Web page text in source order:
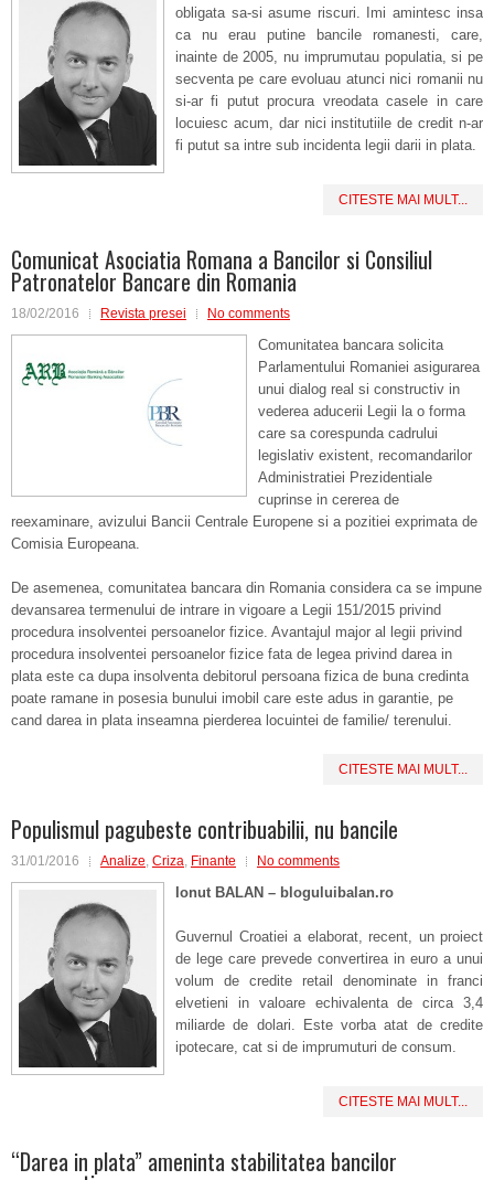
obligata sa-si asume riscuri. Imi amintesc insa
ca nu erau putine bancile romanesti, care,
inainte de 2005, nu imprumutau populatia, si pe
secventa pe care evoluau atunci nici romanii nu
si-ar fi putut procura vreodata casele in care
locuiesc acum, dar nici institutiile de credit n-ar
fi putut sa intre sub incidenta legii darii in plata.
CITESTE MAI MULT...
Comunicat Asociatia Romana a Bancilor si Consiliul
Patronatelor Bancare din Romania
18/02/2016 Revista presei No comments
Comunitatea bancara solicita
Parlamentului Romaniei asigurarea
unui dialog real si constructiv in
vederea aducerii Legii la o forma
care sa corespunda cadrului
legislativ existent, recomandarilor
Administratiei Prezidentiale
cuprinse in cererea de
reexaminare, avizului Bancii Centrale Europene si a pozitiei exprimata de
Comisia Europeana.
De asemenea, comunitatea bancara din Romania considera ca se impune
devansarea termenului de intrare in vigoare a Legii 151/2015 privind
procedura insolventei persoanelor fizice. Avantajul major al legii privind
procedura insolventei persoanelor fizice fata de legea privind darea in
plata este ca dupa insolventa debitorul persoana fizica de buna credinta
poate ramane in posesia bunului imobil care este adus in garantie, pe
cand darea in plata inseamna pierderea locuintei de familie/ terenului.
CITESTE MAI MULT...
Populismul pagubeste contribuabilii, nu bancile
31/01/2016 Analize, Criza, Finante No comments
Ionut BALAN – bloguluibalan.ro
Guvernul Croatiei a elaborat, recent, un proiect
de lege care prevede convertirea in euro a unui
volum de credite retail denominate in franci
elvetieni in valoare echivalenta de circa 3,4
miliarde de dolari. Este vorba atat de credite
ipotecare, cat si de imprumuturi de consum.
CITESTE MAI MULT...
“Darea in plata” ameninta stabilitatea bancilor